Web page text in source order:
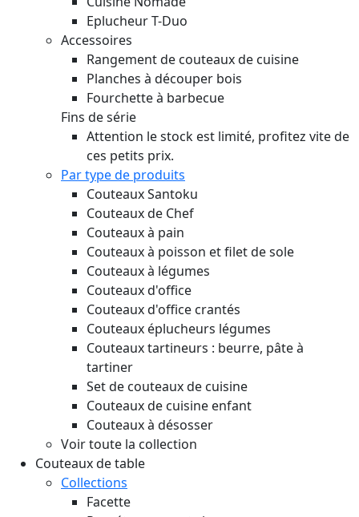
Eplucheur T-Duo
Accessoires
Rangement de couteaux de cuisine
Planches à découper bois
Fourchette à barbecue
Fins de série
Attention le stock est limité, profitez vite de
ces petits prix.
Par type de produits
Couteaux Santoku
Couteaux de Chef
Couteaux à pain
Couteaux à poisson et filet de sole
Couteaux à légumes
Couteaux d'office
Couteaux d'office crantés
Couteaux éplucheurs légumes
Couteaux tartineurs : beurre, pâte à
tartiner
Set de couteaux de cuisine
Couteaux de cuisine enfant
Couteaux à désosser
Voir toute la collection
Couteaux de table
Collections
Facette